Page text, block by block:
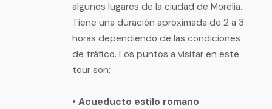
algunos lugares de la ciudad de Morelia.
Tiene una duración aproximada de 2 a 3
horas dependiendo de las condiciones
de tráfico. Los puntos a visitar en este
tour son:
• Acueducto estilo romano